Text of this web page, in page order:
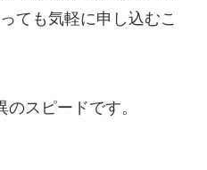
ても気軽に申し込むこ
スピードです。